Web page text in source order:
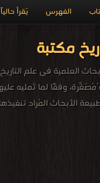
يُقرأ حالياً الفهرس
مكتبة
فى علم التاريخ
وفقًا لما تُمليه
الأبحاث المُراد